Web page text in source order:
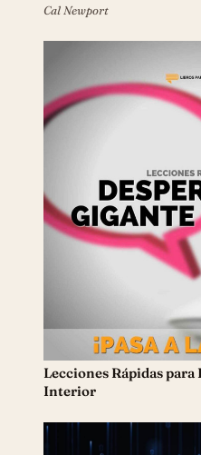
Cal Newport
Lecciones Rápidas
Interior